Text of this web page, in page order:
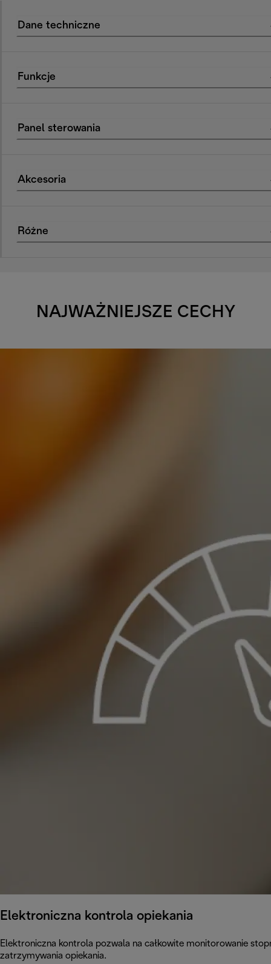
Dane techniczne
Funkcje
Panel sterowania
Akcesoria
Różne
NAJWAŻNIEJSZE CECHY
Elektroniczna kontrola opiekania
Elektroniczna kontrola pozwala na całkowite monitorowanie
zatrzymywania opiekania.